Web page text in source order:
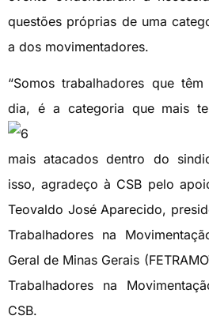
questões próprias de uma
a dos movimentadores.
“Somos trabalhadores que
dia, é a categoria que mais
mais atacados dentro do
isso, agradeço à CSB pelo
Teovaldo José Aparecido,
Trabalhadores na
Geral de Minas Gerais
Trabalhadores na
CSB.